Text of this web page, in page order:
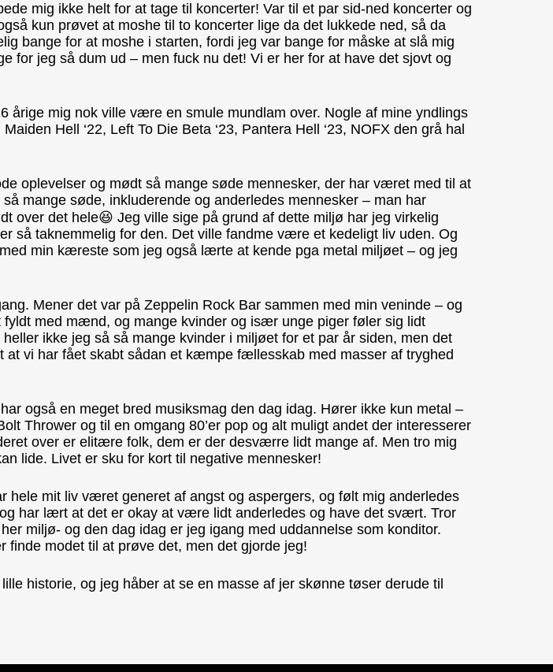
mig ikke helt for at tage til koncerter! Var til et par sid-ned koncerter og
kun prøvet at moshe til to koncerter lige da det lukkede ned, så da
bange for at moshe i starten, fordi jeg var bange for måske at slå mig
for jeg så dum ud – men fuck nu det! Vi er her for at have det sjovt og
mig nok ville være en smule mundlam over. Nogle af mine yndlings
Hell ‘22, Left To Die Beta ‘23, Pantera Hell ‘23, NOFX den grå hal
oplevelser og mødt så mange søde mennesker, der har været med til at
mange søde, inkluderende og anderledes mennesker – man har
over det hele😆 Jeg ville sige på grund af dette miljø har jeg virkelig
så taknemmelig for den. Det ville fandme være et kedeligt liv uden. Og
min kæreste som jeg også lærte at kende pga metal miljøet – og jeg
Mener det var på Zeppelin Rock Bar sammen med min veninde – og
med mænd, og mange kvinder og især unge piger føler sig lidt
ikke jeg så så mange kvinder i miljøet for et par år siden, men det
vi har fået skabt sådan et kæmpe fællesskab med masser af tryghed
også en meget bred musiksmag den dag idag. Hører ikke kun metal –
Thrower og til en omgang 80’er pop og alt muligt andet der interesserer
over er elitære folk, dem er der desværre lidt mange af. Men tro mig
lide. Livet er sku for kort til negative mennesker!
mit liv været generet af angst og aspergers, og følt mig anderledes
har lært at det er okay at være lidt anderledes og have det svært. Tror
miljø- og den dag idag er jeg igang med uddannelse som konditor.
finde modet til at prøve det, men det gjorde jeg!
historie, og jeg håber at se en masse af jer skønne tøser derude til